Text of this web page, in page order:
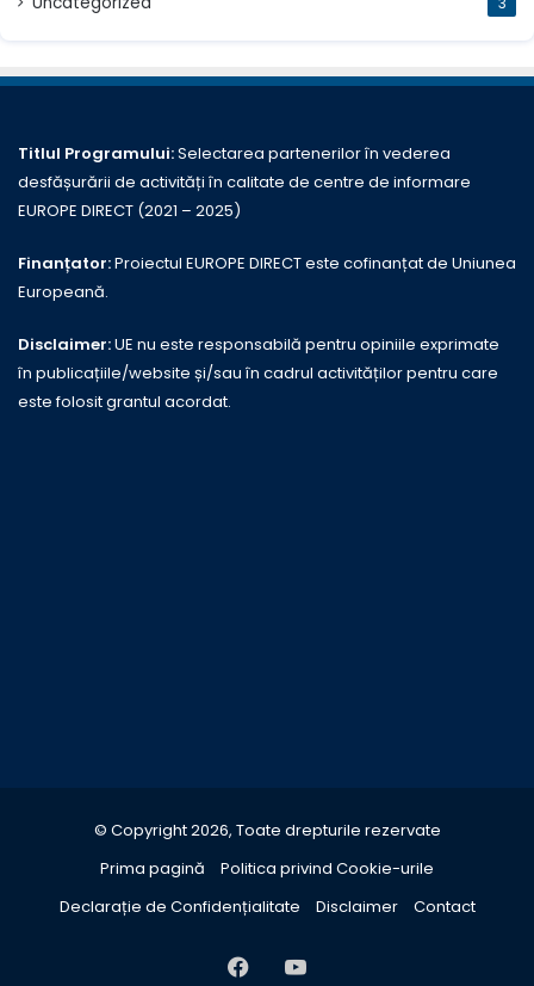
Titlul Programului:Selectarea partenerilor în vederea
desfășurării de activități în calitate de centre de informare
EUROPE DIRECT (2021 – 2025)
Finanțator:Proiectul EUROPE DIRECT este cofinanțat de Uniunea
Europeană.
Disclaimer:UE nu este responsabilă pentru opiniile exprimate
în publicațiile/website și/sau în cadrul activităților pentru care
este folosit grantul acordat.
© Copyright 2026, Toate drepturile rezervate
Prima pagină
Politica privind Cookie-urile
Declarație de Confidențialitate
Disclaimer Contact
FacebookYouTube